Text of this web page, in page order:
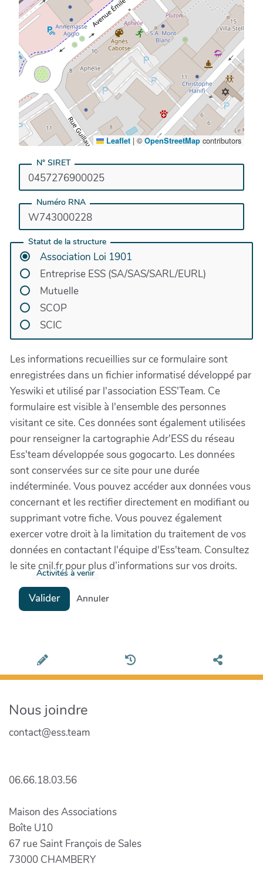
Leaflet | ©OpenStreetMap contributors
N° SIRET
Numéro RNA
Statut de la structure
Association Loi 1901
Entreprise ESS (SA/SAS/SARL/EURL)
Mutuelle
SCOP
SCIC
Les informations recueillies sur ce formulaire sont
enregistrées dans un fichier informatisé développé par
Yeswiki et utilisé par l'association ESS'Team. Ce
formulaire est visible à l'ensemble des personnes
visitant ce site. Ces données sont également utilisées
pour renseigner la cartographie Adr'ESS du réseau
Ess'team développée sous gogocarto. Les données
sont conservées sur ce site pour une durée
indéterminée. Vous pouvez accéder aux données vous
concernant et les rectifier directement en modifiant ou
supprimant votre fiche. Vous pouvez également
exercer votre droit à la limitation du traitement de vos
données en contactant l'équipe d'Ess'team. Consultez
le site cnil.fr pour plus d’informations sur vos droits.
Activités à venir
Valider Annuler
Nous joindre
contact@ess.team
06.66.18.03.56
Maison des Associations
Boîte U10
67 rue Saint François de Sales
73000 CHAMBERY